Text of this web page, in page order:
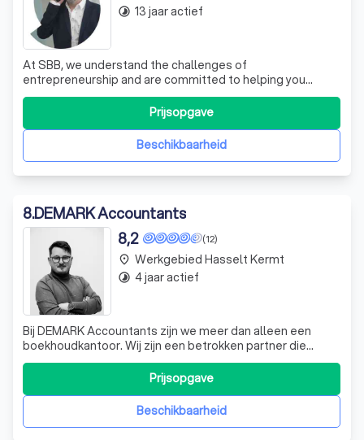
At SBB, we understand the challenges of
entrepreneurship and are committed to helping you
navigate them. As your business coach, we partner with
you, offering tailored advice and accountancy services.
Our team of experts, armed with the latest technology
and our membership in the global alliance of
Beschikbaarheid
Prijsopgave
timelapse 13 jaar actief
8.DEMARK Accountants
(12)
8,2
Bij DEMARK Accountants zijn we meer dan alleen een
boekhoudkantoor. Wij zijn een betrokken partner die
actief meedenkt met onze klanten om hun doelen te
bereiken. Ons team, opgericht door het succesvolle
ondernemerspaar Ömer en Sara, heeft een passie voor
het ondersteunen van bedrijven in diverse ni
Beschikbaarheid
Prijsopgave
place Werkgebied Hasselt Kermt
timelapse 4 jaar actief